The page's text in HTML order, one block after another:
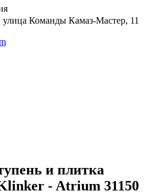
Команды Камаз-Мастер, 11
и плитка
- Atrium 31150